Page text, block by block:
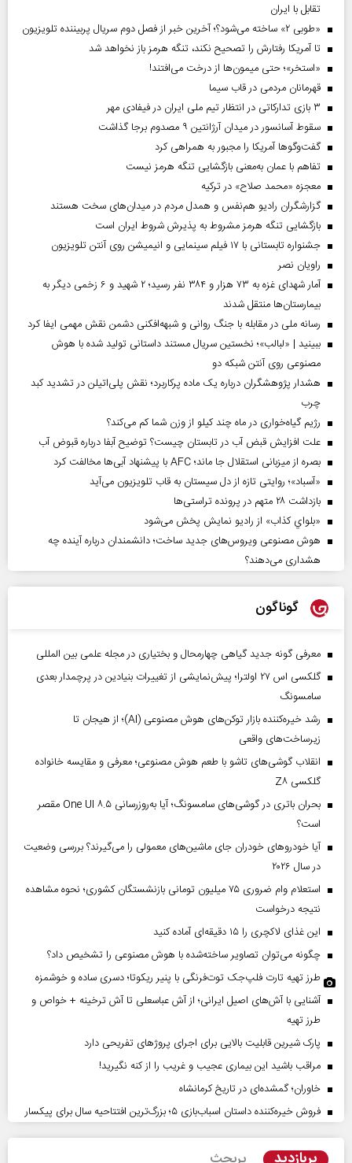
تقابل با ایران
«طوبی ۲» ساخته می‌شود؟؛ آخرین خبر از فصل دوم سریال پربیننده تلویزیون
تا آمریکا رفتارش را تصحیح نکند، تنگه هرمز باز نخواهد شد
«استخر»‌‌؛ حتی میمون‌ها از درخت می‌افتند!
قهرمانان مردمی در قاب سیما
۳ بازی تدارکاتی در انتظار تیم ملی ایران در فیفادی مهر
سقوط آسانسور در میدان آرژانتین ۹ مصدوم برجا گذاشت
گفت‌وگوها آمریکا را مجبور به همراهی کرد
تفاهم با عمان به‌معنی بازگشایی تنگه هرمز نیست
معجزه «محمد صلاح» در ترکیه
گزارشگران رادیو هم‌نفس و همدل مردم در میدان‌های سخت هستند
بازگشایی تنگه هرمز مشروط به پذیرش شروط ایران است
جشنواره تابستانی با ۱۷ فیلم سینمایی و انیمیشن روی آنتن تلویزیون
راویان نصر
آمار شهدای غزه به ۷۳ هزار و ۳۸۴ نفر رسید؛ ۲ شهید و ۶ زخمی دیگر به
بیمارستان‌ها منتقل شدند
رسانه ملی در مقابله با جنگ روانی و شبهه‌افکنی دشمن نقش مهمی ایفا کرد
ببینید | «لبالب»؛ نخستین سریال مستند داستانی تولید شده با هوش
مصنوعی روی آنتن شبکه دو
هشدار پژوهشگران درباره یک ماده پرکاربرد؛ نقش پلی‌اتیلن در تشدید کبد
چرب
رژیم گیاه‌خواری در ماه چند کیلو از وزن شما کم می‌کند؟
علت افزایش قبض آب در تابستان چیست؟ توضیح آبفا درباره قبوض آب
بصره از میزبانی استقلال جا ماند؛ AFC با پیشنهاد آبی‌ها مخالفت کرد
«آسباد»؛ روایتی تازه از دل سیستان به قاب تلویزیون می‌آید
بازداشت ۲۸ متهم در پرونده تراستی‌ها
«بلواي کذاب» از رادیو نمایش پخش می‌شود
هوش مصنوعی ویروس‌های جدید ساخت؛ دانشمندان درباره آینده چه
هشداری می‌دهند؟
گوناگون
معرفی گونه جدید گیاهی چهارمحال و بختیاری در مجله علمی بین المللی
گلکسی اس ۲۷ اولترا؛ پیش‌نمایشی از تغییرات بنیادین در پرچمدار بعدی
سامسونگ
رشد خیره‌کننده بازار توکن‌های هوش مصنوعی (AI)؛ از هیجان تا
زیرساخت‌های واقعی
انقلاب گوشی‌های تاشو‌ با طعم هوش مصنوعی؛ معرفی و مقایسه خانواده
گلکسی Z۸
بحران باتری در گوشی‌های سامسونگ؛ آیا به‌روزرسانی One UI ۸.۵ مقصر
است؟
آیا خودروهای خودران جای ماشین‌های معمولی را می‌گیرند؟ بررسی وضعیت
در سال ۲۰۲۶
استعلام وام ضروری ۷۵ میلیون تومانی بازنشستگان کشوری؛ نحوه مشاهده
نتیجه درخواست
این غذای لاکچری را ۱۵ دقیقه‌ای آماده کنید
چگونه می‌توان تصاویر ساخته‌شده با هوش مصنوعی را تشخیص داد؟
طرز تهیه تارت فلپ‌جک توت‌فرنگی با پنیر ریکوتا؛ دسری ساده و خوشمزه
آشنایی با آش‌های اصیل ایرانی؛ از آش عباسعلی تا آش ترخینه + خواص و
طرز تهیه
پارک شیرین قابلیت‌ بالایی برای اجرای پروژهای تفریحی دارد
مراقب باشید این بیماری عجیب و غریب را از کنه نگیرید!
خاوران؛ گمشده‌ای در تاریخ کرمانشاه
فروش خیره‌کننده داستان اسباب‌بازی ۵؛ بزرگ‌ترین افتتاحیه سال برای پیکسار